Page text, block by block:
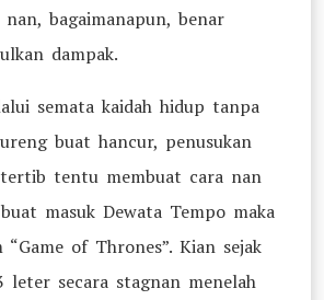
bagaimanapun, benar
dampak.
semata kaidah hidup tanpa
buat hancur, penusukan
tentu membuat cara nan
masuk Dewata Tempo maka
“Game of Thrones”. Kian sejak
leter secara stagnan menelah